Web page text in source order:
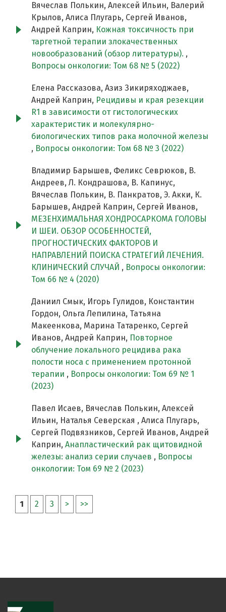
Вячеслав Полькин, Алексей Ильин, Валерий
Крылов, Алиса Плугарь, Сергей Иванов,
Андрей Каприн, Кожная токсичность при
таргетной терапии злокачественных
новообразований (обзор литературы). ,
Вопросы онкологии: Том 68 № 5 (2022)
Елена Рассказова, Азиз Зикиряходжаев,
Андрей Каприн, Рецидивы и края резекции
R1 в зависимости от гистологических
характеристик и молекулярно-
биологических типов рака молочной железы
, Вопросы онкологии: Том 68 № 3 (2022)
Владимир Барышев, Феликс Севрюков, В.
Андреев, Л. Кондрашова, В. Капинус,
Вячеслав Полькин, В. Панкратов, Э. Акки, К.
Барышев, Андрей Каприн, Сергей Иванов,
МЕЗЕНХИМАЛЬНАЯ ХОНДРОСАРКОМА ГОЛОВЫ
И ШЕИ. ОБЗОР ОСОБЕННОСТЕЙ,
ПРОГНОСТИЧЕСКИХ ФАКТОРОВ И
НАПРАВЛЕНИЙ ПОИСКА СТРАТЕГИЙ ЛЕЧЕНИЯ.
КЛИНИЧЕСКИЙ СЛУЧАЙ , Вопросы онкологии:
Том 66 № 4 (2020)
Даниил Смык, Игорь Гулидов, Константин
Гордон, Ольга Лепилина, Татьяна
Макеенкова, Марина Татаренко, Сергей
Иванов, Андрей Каприн, Повторное
облучение локального рецидива рака
полости носа с применением протонной
терапии , Вопросы онкологии: Том 69 № 1
(2023)
Павел Исаев, Вячеслав Полькин, Алексей
Ильин, Наталья Северская , Алиса Плугарь,
Сергей Подвязников, Сергей Иванов, Андрей
Каприн, Анапластический рак щитовидной
железы: анализ серии случаев , Вопросы
онкологии: Том 69 № 2 (2023)
1 2 3 > >>